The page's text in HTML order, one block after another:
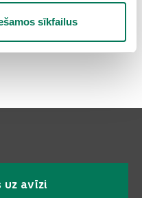
sīkfailus
uz avīzi